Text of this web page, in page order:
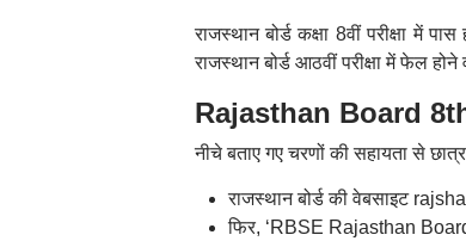
राजस्थान बोर्ड कक्षा 8वीं परीक्षा में
राजस्थान बोर्ड आठवीं परीक्षा में फेल होने
Rajasthan Board
नीचे बताए गए चरणों की सहायता से
राजस्थान बोर्ड की वेबसाइट
फिर, ‘RBSE Rajasthan